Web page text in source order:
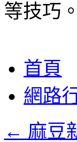
等技巧。
至
要
首頁
網路
← 麻豆